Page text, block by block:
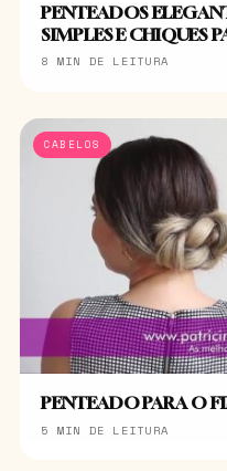
PENTEADOS
SIMPLES E CHIQUES
8 MIN DE LEITURA
CABELOS
PENTEADO PARA O
5 MIN DE LEITURA